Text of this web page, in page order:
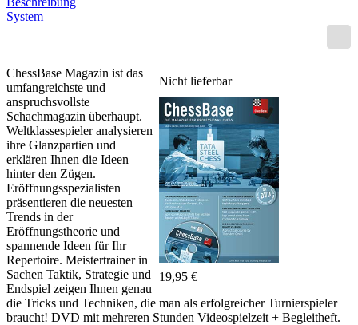
System
Nicht lieferbar
19,95 €
ChessBase Magazin ist das
umfangreichste und
anspruchsvollste
Schachmagazin überhaupt.
Weltklassespieler analysieren
ihre Glanzpartien und
erklären Ihnen die Ideen
hinter den Zügen.
Eröffnungsspezialisten
präsentieren die neuesten
Trends in der
Eröffnungstheorie und
spannende Ideen für Ihr
Repertoire. Meistertrainer in
Sachen Taktik, Strategie und
Endspiel zeigen Ihnen genau
die Tricks und Techniken, die man als erfolgreicher Turnierspieler
braucht! DVD mit mehreren Stunden Videospielzeit + Begleitheft.